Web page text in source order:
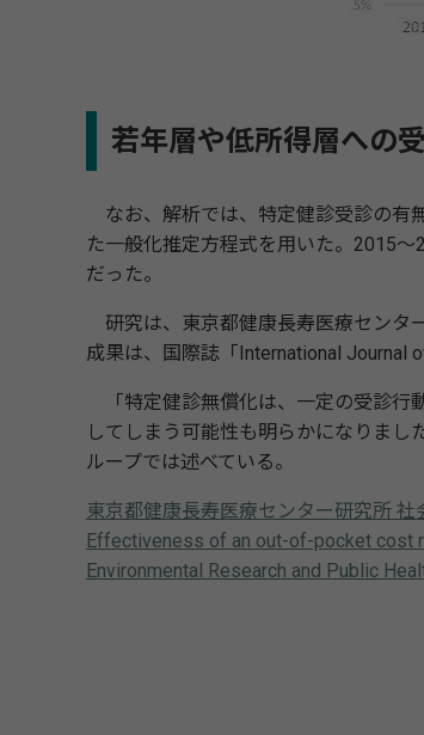
若年層や低所得層への
なお、解析では、特定健診受診の有
た一般化推定方程式を用いた。2015～
だった。
研究は、東京都健康長寿医療センタ
成果は、国際誌「International Journal
「特定健診無償化は、一定の受診行
してしまう可能性も明らかになりま
ループでは述べている。
東京都健康長寿医療センター研究所
Effectiveness of an out-of-pocket cost
Environmental Research and Public